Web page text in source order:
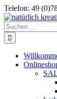
Zum
Inhalt
springen
Telefon: 49
Suche
nach: